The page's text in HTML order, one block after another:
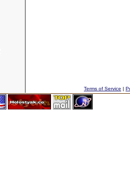
Terms of Service |